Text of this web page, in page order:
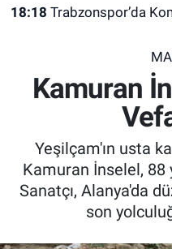
18:18 Trabzonspor’da
Kamuran
Yeşilçam'ın usta
Kamuran İnselel, 88
Sanatçı, Alanya'da
son
TRANSFER
KULİS MEYDANI
1461 TRABZON
FUTBOL
Son Dakika
Haber Arşivi